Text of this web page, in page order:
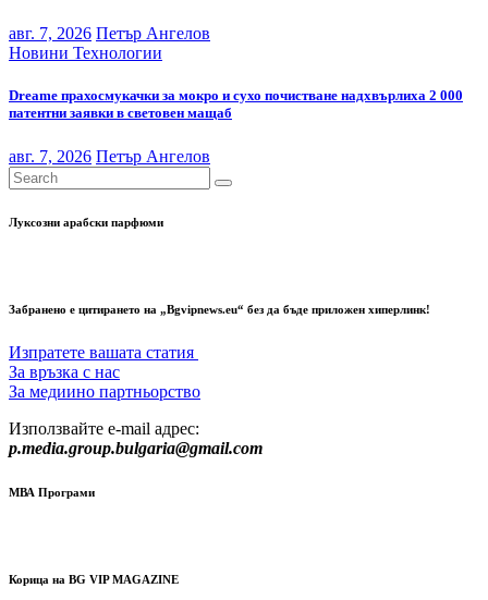
авг. 7, 2026 Петър Ангелов
Новини Технологии
Dreame прахосмукачки за мокро и сухо почистване надхвърлиха 2 000
патентни заявки в световен мащаб
авг. 7, 2026 Петър Ангелов
Луксозни арабски парфюми
Забранено е цитирането на „Bgvipnews.eu“ без да бъде приложен хиперлинк!
Изпратете вашата статия
За връзка с нас
За медиино партньорство
Използвайте e-mail адрес:
p.media.group.bulgaria@gmail.com
МВА Програми
Корица на BG VIP MAGAZINE